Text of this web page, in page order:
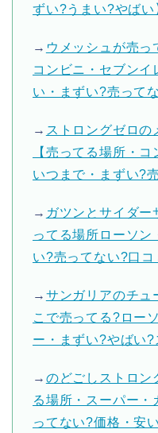
ずい?うまい?やばい
→ ウメッシュが売
コンビニ・セブンイ
い・まずい?売って
→ ストロングゼロ
【売ってる場所・
いつまで・まずい?
→ ガツンとサイダー
ってる場所ローソン
い?売ってない?口コ
→ サンガリアのチュ
こで売ってる?ロー
ー・まずい?やばい
→ のどごしストロン
る場所・スーパー
ってない?価格・安